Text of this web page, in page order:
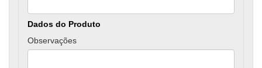
Dados do Produto
Observações